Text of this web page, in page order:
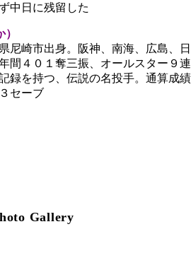
中日に残留した
尼崎市出身。阪神、南海、広島、日
間４０１奪三振、オールスター９連
録を持つ、伝説の名投手。通算成績
セーブ
Gallery